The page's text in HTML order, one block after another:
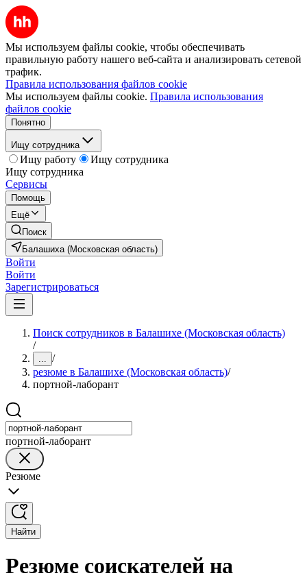
Мы используем файлы cookie, чтобы обеспечивать
правильную работу нашего веб-сайта и анализировать сетевой
трафик.
Правила использования файлов cookie
Мы используем файлы cookie. Правила использования
файлов cookie
Понятно
Ищу сотрудника
Ищу работу
Ищу сотрудника
Ищу сотрудника
Сервисы
Помощь
Ещё
Поиск
Балашиха (Московская область)
Войти
Войти
Зарегистрироваться
Поиск сотрудников в Балашихе (Московская область)
/
... /
резюме в Балашихе (Московская область)/
портной-лаборант
портной-лаборант
Резюме
Найти
Резюме соискателей на